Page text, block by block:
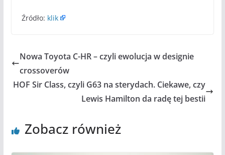
Źródło: klik
Nowa Toyota C-HR – czyli ewolucja w designie
crossoverów
HOF Sir Class, czyli G63 na sterydach. Ciekawe, czy
Lewis Hamilton da radę tej bestii
Zobacz również